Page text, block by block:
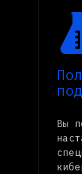
Вы